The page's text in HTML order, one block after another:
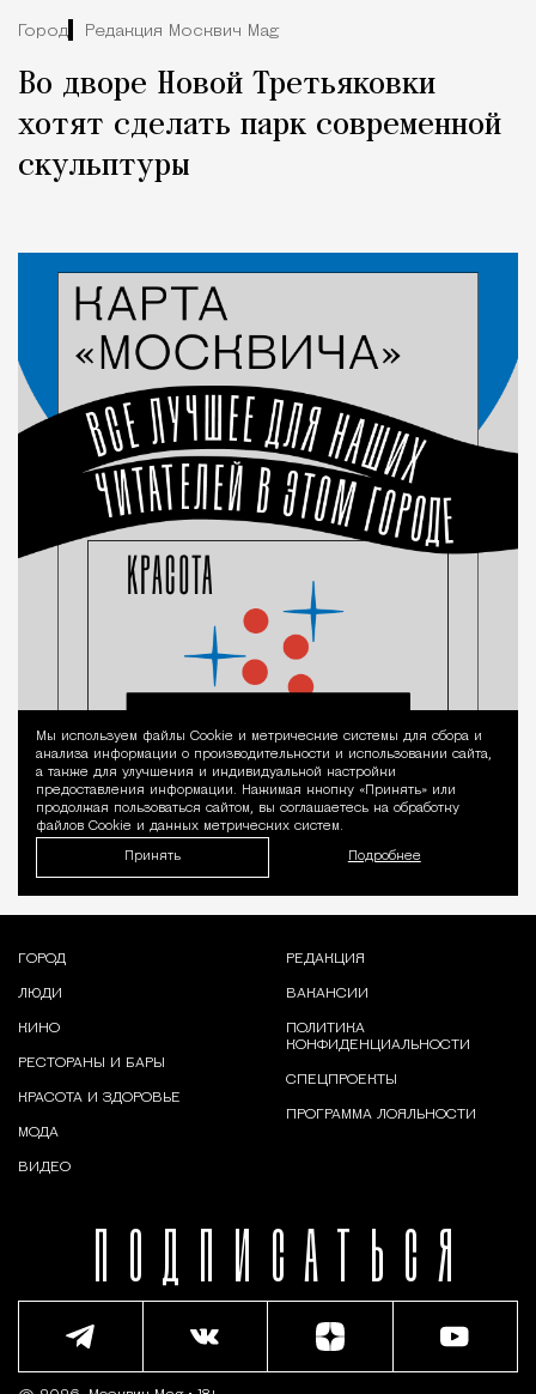
Город Редакция Москвич Mag
Во дворе Новой Третьяковки
хотят сделать парк современной
скульптуры
Уведомление
Мы используем файлы Сookie и метрические системы для сбора и
анализа информации о производительности и использовании сайта,
а также для улучшения и индивидуальной настройки
предоставления информации. Нажимая кнопку «Принять» или
продолжая пользоваться сайтом, вы соглашаетесь на обработку
файлов Cookie и данных метрических систем.
Принять Подробнее
ПОДПИСАТЬСЯ
ГОРОД
ЛЮДИ
КИНО
РЕСТОРАНЫ И БАРЫ
КРАСОТА И ЗДОРОВЬЕ
МОДА
ВИДЕО
РЕДАКЦИЯ
ВАКАНСИИ
ПОЛИТИКА
КОНФИДЕНЦИАЛЬНОСТИ
СПЕЦПРОЕКТЫ
ПРОГРАММА ЛОЯЛЬНОСТИ